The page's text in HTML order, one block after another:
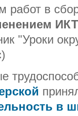
работ в
"Уроки
в